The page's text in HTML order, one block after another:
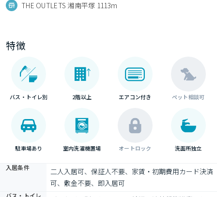
THE OUTLETS 湘南平塚 1113m
特徴
バス・トイレ別 2階以上 エアコン付き ペット相談可
駐車場あり 室内洗濯機置場 オートロック 洗面所独立
入居条件
二人入居可、保証人不要、家賃・初期費用カード決済
可、敷金不要、即入居可
バス・トイレ